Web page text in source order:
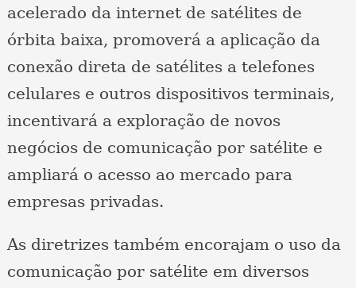
acelerado da internet de satélites de
órbita baixa, promoverá a aplicação da
conexão direta de satélites a telefones
celulares e outros dispositivos terminais,
incentivará a exploração de novos
negócios de comunicação por satélite e
ampliará o acesso ao mercado para
empresas privadas.
As diretrizes também encorajam o uso da
comunicação por satélite em diversos